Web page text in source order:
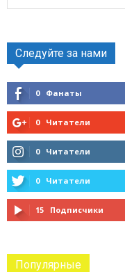
Следуйте за нами
0 Фанаты
0 Читатели
0 Читатели
0 Читатели
15 Подписчики
Популярные